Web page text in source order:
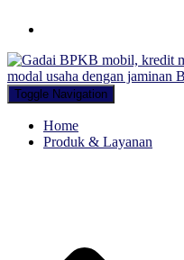
Toggle Navigation
Home
Produk & Layanan